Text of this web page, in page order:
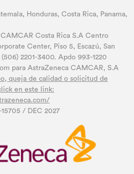
Honduras, Costa Rica, Panama,
Costa Rica S.A Centro
Center, Piso 5, Escazú, San
2201-3400. Apdo 993-1220
para AstraZeneca CAMCAR, S.A
queja de calidad o solicitud de
en este link:
/ DEC 2027